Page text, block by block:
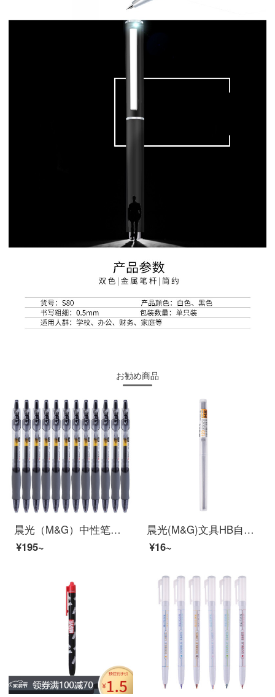
お勧め商品
晨光（M&G）中性笔按动子弹头0.5mm 签字笔水笔 学习文具 办公用品 GP1008 黑色1盒12支装
¥195~
晨光(M&G)文具HB自动铅笔替芯 0.5mm树脂铅芯 学生考试绘图铅笔芯 120mm*20根/盒ASL22601
¥16~